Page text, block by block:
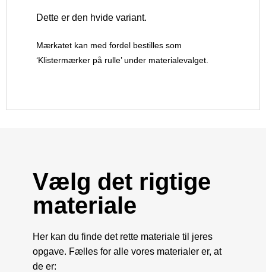
Dette er den hvide variant.
Mærkatet kan med fordel bestilles som
‘Klistermærker på rulle’ under materialevalget.
Vælg det rigtige
materiale
Her kan du finde det rette materiale til jeres
opgave. Fælles for alle vores materialer er, at
de er: